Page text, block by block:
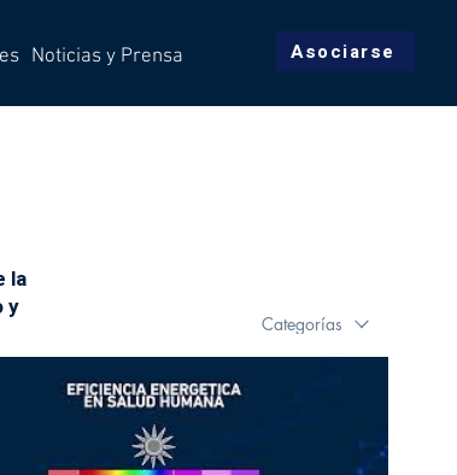
Noticias y Prensa Asociarse
Categorías
la
y